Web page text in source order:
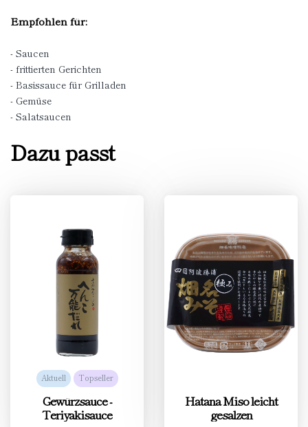
Empfohlen für:
- Saucen
- frittierten Gerichten
- Basissauce für Grilladen
- Gemüse
- Salatsaucen
Dazu passt
Aktuell Topseller
Gewürzsauce -
Teriyakisauce
Hatana Miso leicht
gesalzen